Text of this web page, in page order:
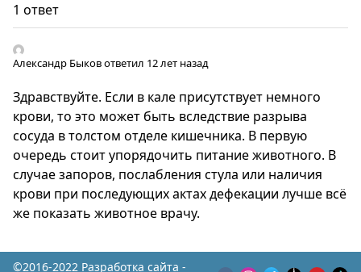
1 ответ
Александр Быковответил 12 лет назад
Здравствуйте. Если в кале присутствует немного
крови, то это может быть вследствие разрыва
сосуда в толстом отделе кишечника. В первую
очередь стоит упорядочить питание животного. В
случае запоров, послабления стула или наличия
крови при последующих актах дефекации лучше всё
же показать животное врачу.
©2016-2022 Разработка сайта -